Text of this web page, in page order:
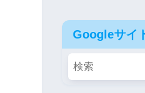
Googleサイ